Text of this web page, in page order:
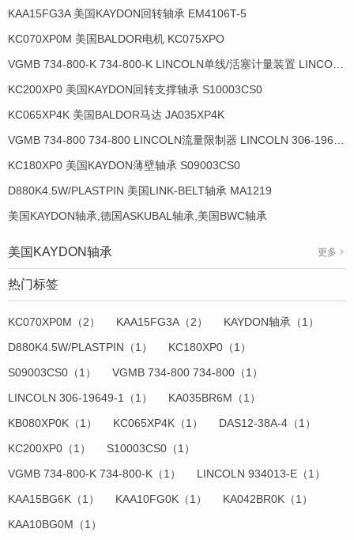
KAA15FG3A 美国KAYDON回转轴承 EM4106T-5
KC070XP0M 美国BALDOR电机 KC075XPO
KC200XP0 美国KAYDON回转支撑轴承 S10003CS0
KC065XP4K 美国BALDOR马达 JA035XP4K
KC180XP0 美国KAYDON薄壁轴承 S09003CS0
D880K4.5W/PLASTPIN 美国LINK-BELT轴承 MA1219
美国KAYDON轴承,德国ASKUBAL轴承,美国BWC轴承
美国KAYDON轴承 更多
热门标签
KC070XP0M（2） KAA15FG3A（2）
KAYDON轴承（1）
D880K4.5W/PLASTPIN（1）
KC180XP0（1）
S09003CS0（1）
VGMB 734-800 734-800（1）
LINCOLN 306-19649-1（1）
KA035BR6M（1）
KB080XP0K（1）
KC065XP4K（1）
DAS12-38A-4（1）
KC200XP0（1）
S10003CS0（1）
VGMB 734-800-K 734-800-K（1）
LINCOLN 934013-E（1）
KAA15BG6K（1）
KAA10FG0K（1）
KA042BR0K（1）
KAA10BG0M（1）